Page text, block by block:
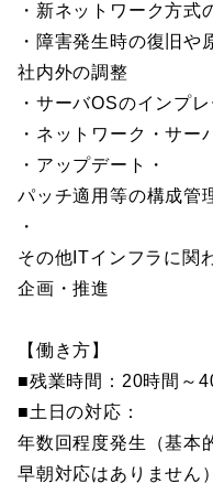
・新ネットワーク方式
・障害発生時の復旧や
社内外の調整
・サーバOSのインプ
・ネットワーク・サー
・アップデート・
パッチ適用等の構成管
・
その他ITインフラに関
企画・推進
【働き方】
■残業時間：20時間～
■土日の対応：
年数回程度発生（基本
早朝対応はありません）